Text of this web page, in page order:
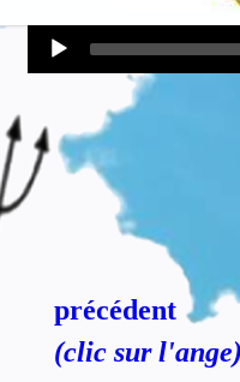
Audio
Player
précédent
(clic sur